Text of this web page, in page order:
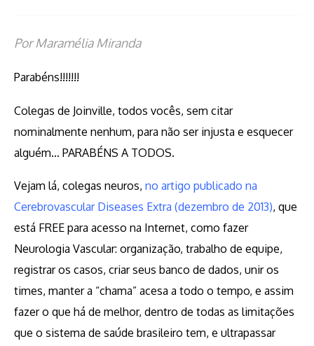
Por Maramélia Miranda
Parabéns!!!!!!!
Colegas de Joinville, todos vocês, sem citar
nominalmente nenhum, para não ser injusta e esquecer
alguém… PARABÉNS A TODOS.
Vejam lá, colegas neuros, no artigo publicado na
Cerebrovascular Diseases Extra (dezembro de 2013), que
está FREE para acesso na Internet, como fazer
Neurologia Vascular: organização, trabalho de equipe,
registrar os casos, criar seus banco de dados, unir os
times, manter a “chama” acesa a todo o tempo, e assim
fazer o que há de melhor, dentro de todas as limitações
que o sistema de saúde brasileiro tem, e ultrapassar